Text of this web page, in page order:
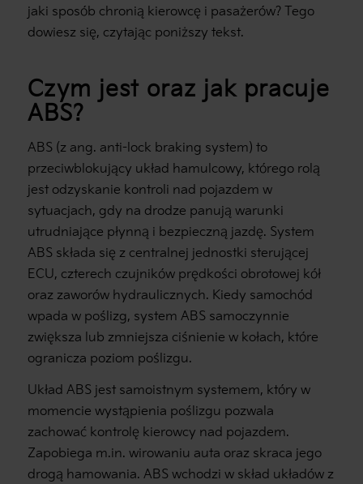
jaki sposób chronią kierowcę i pasażerów? Tego
dowiesz się, czytając poniższy tekst.
Czym jest oraz jak pracuje
ABS?
ABS (z ang. anti-lock braking system) to
przeciwblokujący układ hamulcowy, którego rolą
jest odzyskanie kontroli nad pojazdem w
sytuacjach, gdy na drodze panują warunki
utrudniające płynną i bezpieczną jazdę. System
ABS składa się z centralnej jednostki sterującej
ECU, czterech czujników prędkości obrotowej kół
oraz zaworów hydraulicznych. Kiedy samochód
wpada w poślizg, system ABS samoczynnie
zwiększa lub zmniejsza ciśnienie w kołach, które
ogranicza poziom poślizgu.
Układ ABS jest samoistnym systemem, który w
momencie wystąpienia poślizgu pozwala
zachować kontrolę kierowcy nad pojazdem.
Zapobiega m.in. wirowaniu auta oraz skraca jego
drogą hamowania. ABS wchodzi w skład układów z